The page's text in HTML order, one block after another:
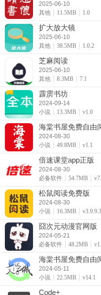
2025-06-10
其他
11.5MB 1.0
扩大放大镜
2025-06-10
其他
38.5MB 1.0.2
芝麻阅读
2025-06-10
其他
8.3MB 7.1
霹雳书坊
2024-09-14
小说
13.3MB v1.0
海棠书屋免费自由
2024-08-30
小说
49.8MB v1.1
倍速课堂app正版
2024-08-30
必备软件
54.7MB
松鼠阅读免费版
2024-08-30
小说
16.3MB
囧次元动漫官网版
2024-05-21
必备软件
48.2MB
海棠书屋免费自由
2024-05-11
小说
22.5MB v14.1
Code+